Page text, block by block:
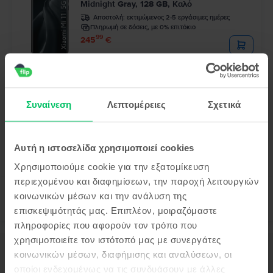
Συναίνεση Λεπτομέρειες Σχετικά
Αυτή η ιστοσελίδα χρησιμοποιεί cookies
Χρησιμοποιούμε cookie για την εξατομίκευση
περιεχομένου και διαφημίσεων, την παροχή λειτουργιών
κοινωνικών μέσων και την ανάλυση της
επισκεψιμότητάς μας. Επιπλέον, μοιραζόμαστε
πληροφορίες που αφορούν τον τρόπο που
χρησιμοποιείτε τον ιστότοπό μας με συνεργάτες
κοινωνικών μέσων, διαφήμισης και αναλύσεων, οι
οποίοι ενδεχομένως να τις συνδυάσουν με άλλες
Midnight Gray, 128 GB, Καλό
Αποστολή: εκτιμώμενος 2-5 εργάσιμες ημέρες
Πληρωμή σε δόσεις, με 0% επιτόκιο
24599 €
Midnight Black, 256 GB, Σαν καινούργιο
Περιγραφή
Κινητό τηλέφωνο Xiaomi Mi 11 Lite, Bubblegum Blue, 64 GB, Καλό